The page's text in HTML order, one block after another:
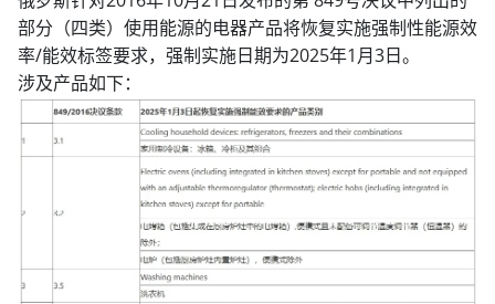
部分（四类）使用能源的电器产品将恢复实施强制性能源效
率/能效标签要求，强制实施日期为2025年1月3日。
涉及产品如下：